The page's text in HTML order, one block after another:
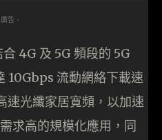
告 -
4G 及 5G 頻段的 5G
10Gbps 流動網絡下載速
速光纖家居寬頻，以加速
求高的規模化應用，同